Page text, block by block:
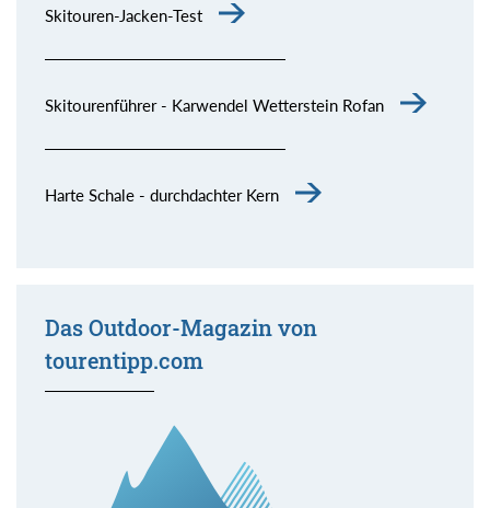
Skitouren-Jacken-Test
Skitourenführer - Karwendel Wetterstein Rofan
Harte Schale - durchdachter Kern
Das Outdoor-Magazin von
tourentipp.com